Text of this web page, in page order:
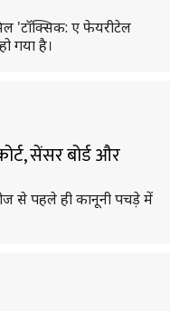
'टॉक्सिक: ए फेयरीटेल
गया है।
सेंसर बोर्ड और
से पहले ही कानूनी पचड़े में